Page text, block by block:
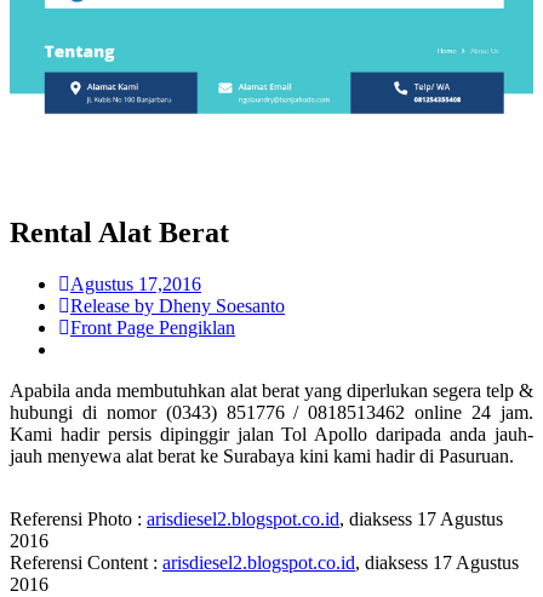
Rental Alat Berat
Agustus 17,2016
Release by Dheny Soesanto
Front Page Pengiklan
Apabila anda membutuhkan alat berat yang diperlukan segera telp &
hubungi di nomor (0343) 851776 / 0818513462 online 24 jam.
Kami hadir persis dipinggir jalan Tol Apollo daripada anda jauh-
jauh menyewa alat berat ke Surabaya kini kami hadir di Pasuruan.
Referensi Photo : arisdiesel2.blogspot.co.id, diaksess 17 Agustus
2016
Referensi Content : arisdiesel2.blogspot.co.id, diaksess 17 Agustus
2016